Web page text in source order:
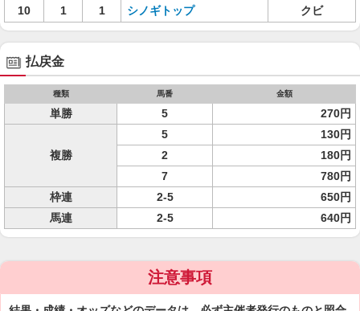
10
1 1 シノギトップ クビ
払戻金
種類 馬番 金額
単勝 5 270円
複勝
5
130円
2
180円
7
780円
枠連
2-5
650円
馬連
2-5 640円
注意事項